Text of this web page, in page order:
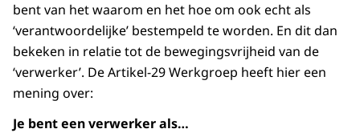
bent van het waarom en het hoe om ook echt als
‘verantwoordelijke’ bestempeld te worden. En dit dan
bekeken in relatie tot de bewegingsvrijheid van de
‘verwerker’. De Artikel-29 Werkgroep heeft hier een
mening over:
Je bent een verwerker als…